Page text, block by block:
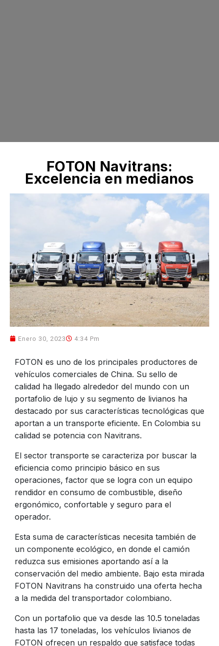
FOTON Navitrans:
Excelencia en medianos
Enero 30, 2023 4:34 Pm
FOTON es uno de los principales productores de
vehículos comerciales de China. Su sello de
calidad ha llegado alrededor del mundo con un
portafolio de lujo y su segmento de livianos ha
destacado por sus características tecnológicas que
aportan a un transporte eficiente. En Colombia su
calidad se potencia con Navitrans.
El sector transporte se caracteriza por buscar la
eficiencia como principio básico en sus
operaciones, factor que se logra con un equipo
rendidor en consumo de combustible, diseño
ergonómico, confortable y seguro para el
operador.
Esta suma de características necesita también de
un componente ecológico, en donde el camión
reduzca sus emisiones aportando así a la
conservación del medio ambiente. Bajo esta mirada
FOTON Navitrans ha construido una oferta hecha
a la medida del transportador colombiano.
Con un portafolio que va desde las 10.5 toneladas
hasta las 17 toneladas, los vehículos livianos de
FOTON ofrecen un respaldo que satisface todas